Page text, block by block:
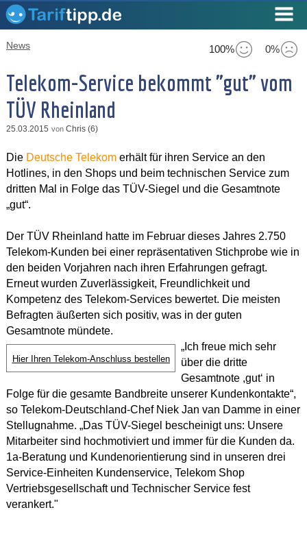
100% 0%
News
Telekom-Service bekommt "gut" vom
TÜV Rheinland
25.03.2015 von Chris (6)
Die Deutsche Telekomerhält für ihren Service an den
Hotlines, in den Shops und beim technischen Service zum
dritten Mal in Folge das TÜV-Siegel und die Gesamtnote
„gut“.
Der TÜV Rheinland hatte im Februar dieses Jahres 2.750
Telekom-Kunden bei einer repräsentativen Stichprobe wie in
den beiden Vorjahren nach ihren Erfahrungen gefragt.
Erneut wurden Zuverlässigkeit, Freundlichkeit und
Kompetenz des Telekom-Services bewertet. Die meisten
Befragten äußerten sich positiv, was in der guten
Gesamtnote mündete.
Hier Ihren Telekom-Anschluss bestellen
„Ich freue mich sehr
über die dritte
Gesamtnote ,gut‘ in
Folge für die gesamte Bandbreite unserer Kundenkontakte“,
so Telekom-Deutschland-Chef Niek Jan van Damme in einer
Stellugnahme. „Das TÜV-Siegel bescheinigt uns: Unsere
Mitarbeiter sind hochmotiviert und immer für die Kunden da.
1a-Beratung und Kundenorientierung sind in unseren drei
Service-Einheiten Kundenservice, Telekom Shop
Vertriebsgesellschaft und Technischer Service fest
verankert."